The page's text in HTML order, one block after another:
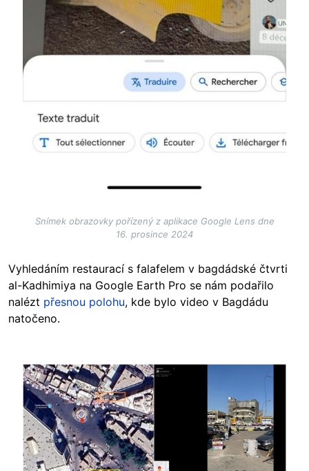
Snímek obrazovky pořízený z aplikace Google Lens dne
16. prosince 2024
Vyhledáním restaurací s falafelem v bagdádské čtvrti
al-Kadhimiya na Google Earth Pro se nám podařilo
nalézt přesnou polohu, kde bylo video v Bagdádu
natočeno.
Image